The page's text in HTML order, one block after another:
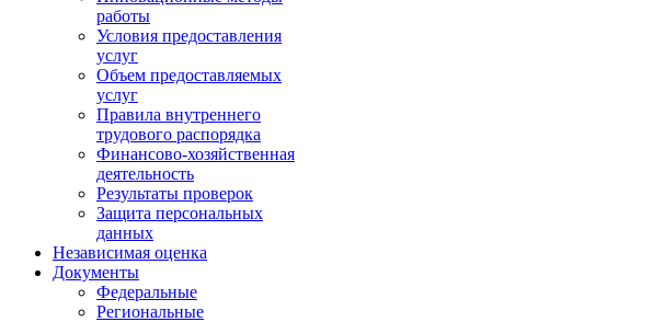
работы
Условия предоставления
услуг
Объем предоставляемых
услуг
Правила внутреннего
трудового распорядка
Финансово-хозяйственная
деятельность
Результаты проверок
Защита персональных
данных
Независимая оценка
Документы
Федеральные
Региональные